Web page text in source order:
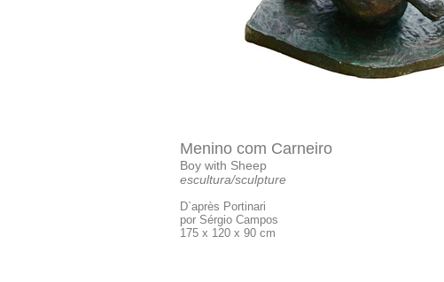
Menino com Carneiro
Boy with Sheep
escultura/sculpture
D`après Portinari
​por Sérgio Campos
175 x 120 x 90 cm